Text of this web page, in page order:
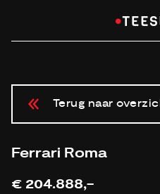
Terug naar
Ferrari Roma
€ 204.888,-